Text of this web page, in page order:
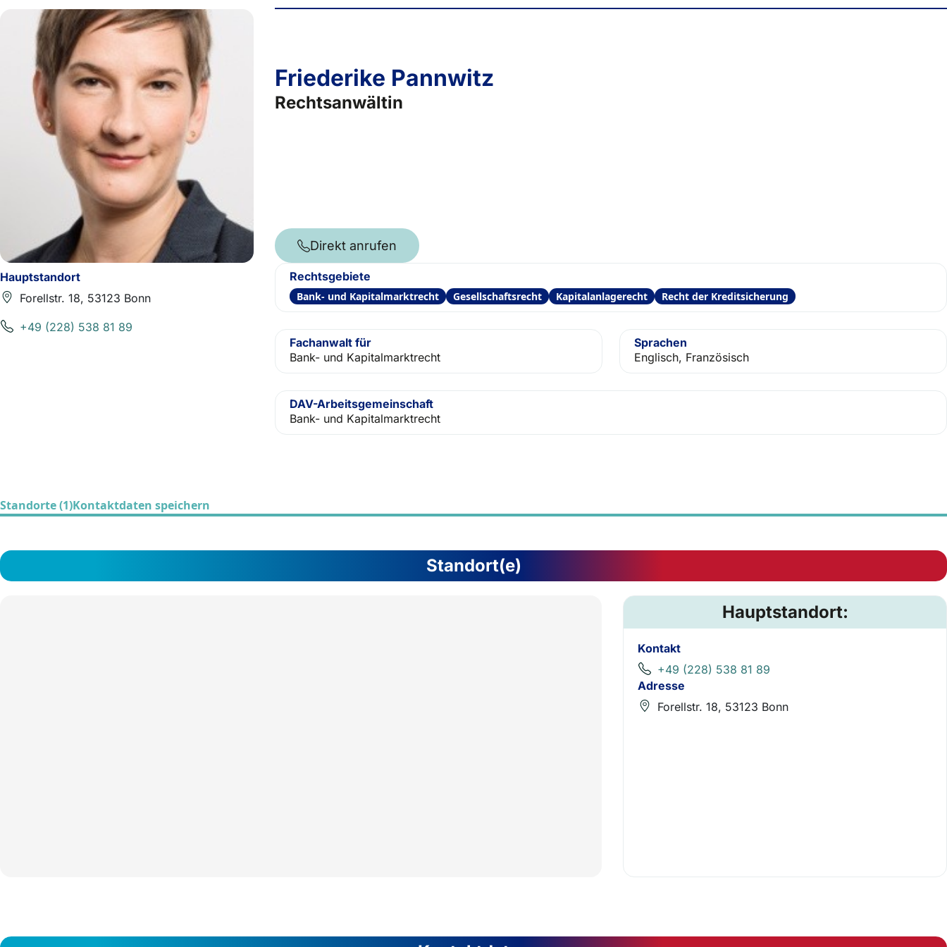
Hauptstandort
Forellstr. 18, 53123 Bonn
+49 (228) 538 81 89
Friederike Pannwitz
Rechtsanwältin
Direkt anrufen
Rechtsgebiete
Bank- und Kapitalmarktrecht Gesellschaftsrecht Kapitalanlagerecht Recht der Kreditsicherung
Fachanwalt für
Bank- und Kapitalmarktrecht
Sprachen
Englisch, Französisch
DAV-Arbeitsgemeinschaft
Bank- und Kapitalmarktrecht
Standorte (1)Kontaktdaten speichern
Standort(e)
Hauptstandort:
Kontakt
+49 (228) 538 81 89
Adresse
Forellstr. 18, 53123 Bonn